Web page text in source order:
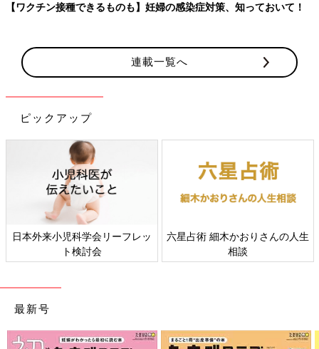
【ワクチン接種できるものも】妊婦の感染症対策、知っておいて！
連載一覧へ
ピックアップ
日本外来小児科学会リーフレッ
ト検討会
六星占術 細木かおりさんの人生
相談
最新号